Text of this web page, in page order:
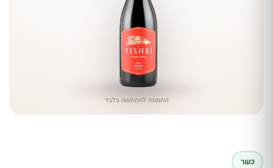
התמונה להמחשה בלבד
כשר